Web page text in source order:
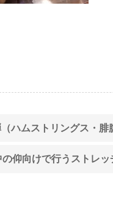
ハムストリングス・腓
の仰向けで行うストレッ